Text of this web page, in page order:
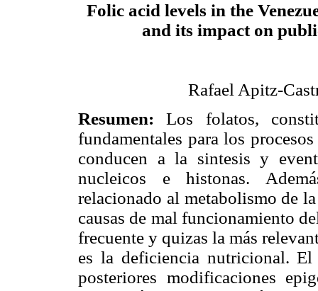
Folic acid levels in the
and its impact on
Rafael Apitz-
Resumen:Los folatos,
fundamentales para los
conducen a la sintesis y
nucleicos e histonas.
relacionado al metabolismo de
causas de mal funcionamiento
frecuente y quizas la más
es la deficiencia nutricional.
posteriores modificaciones